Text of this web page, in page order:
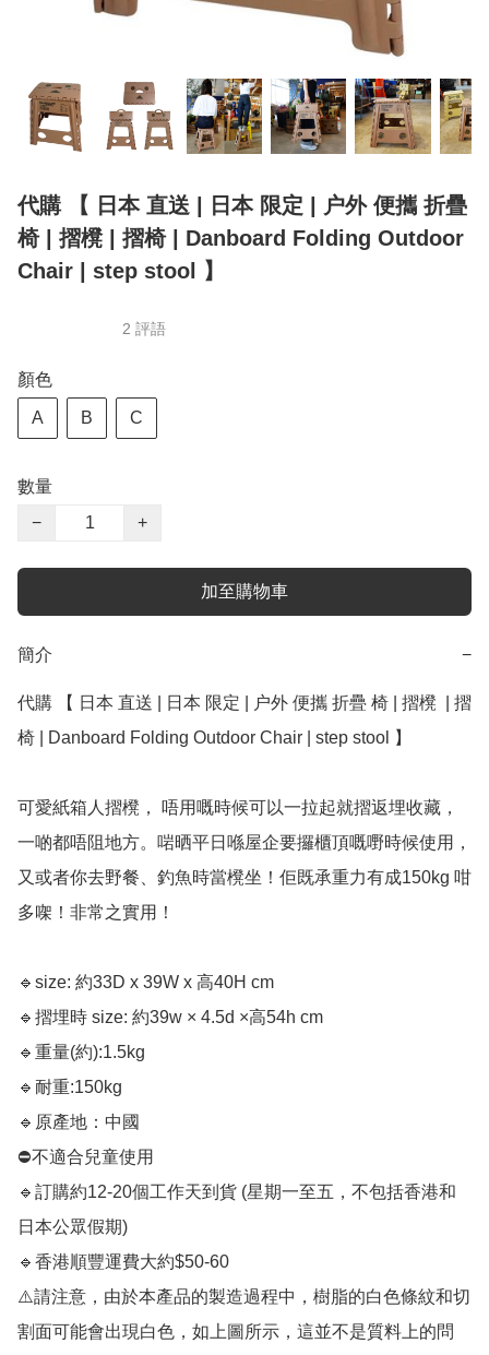
代購 【 日本 直送 | 日本 限定 | 户外 便攜 折疊
椅 | 摺櫈 | 摺椅 | Danboard Folding Outdoor
Chair | step stool 】
2 評語
顏色
A B C
數量
−
+
加至購物車
簡介 −
代購 【 日本 直送 | 日本 限定 | 户外 便攜 折疊 椅 | 摺櫈  | 摺
椅 | Danboard Folding Outdoor Chair | step stool 】
可愛紙箱人摺櫈， 唔用嘅時候可以一拉起就摺返埋收藏，
一啲都唔阻地方。啱晒平日喺屋企要攞櫃頂嘅嘢時候使用，
又或者你去野餐、釣魚時當櫈坐！佢既承重力有成150kg 咁
多㗎！非常之實用！
🔹size: 約33D x 39W x 高40H cm
🔹摺埋時 size: 約39w × 4.5d ×高54h cm
🔹重量(約):1.5kg
🔹耐重:150kg
🔹原產地：中國
⛔️不適合兒童使用
🔹訂購約12-20個工作天到貨 (星期一至五，不包括香港和
日本公眾假期) ﻿
🔹香港順豐運費大約$50-60
⚠️請注意，由於本產品的製造過程中，樹脂的白色條紋和切
割面可能會出現白色，如上圖所示，這並不是質料上的問